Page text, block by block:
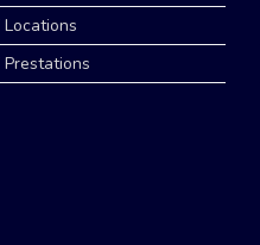
Locations
Prestations